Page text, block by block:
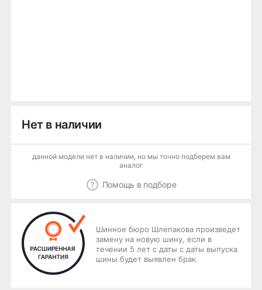
Нет в наличии
данной модели нет в наличии, но мы точно подберем вам
аналог
Помощь в подборе
Шинное бюро Шлепакова произведет
замену на новую шину, если в
течении 5 лет с даты с даты выпуска
шины будет выявлен брак.